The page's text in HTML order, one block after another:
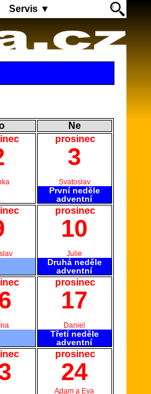
Servis ▼
Ne
prosinec
3
První neděle
adventní
Svatoslav
prosinec
10
Druhá neděle
adventní
Julie
prosinec
17
Třetí neděle
adventní
Daniel
prosinec
24
Adam a Eva